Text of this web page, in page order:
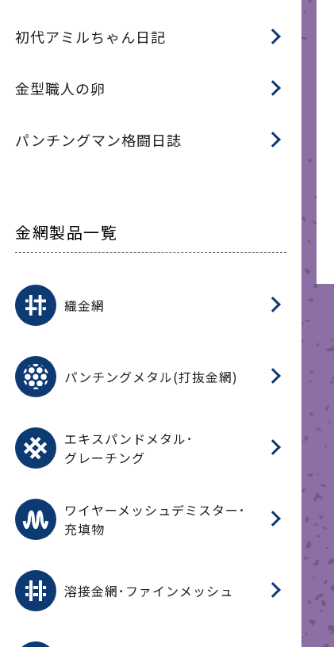
初代アミルちゃん日記
金型職人の卵
パンチングマン格闘日誌
金網製品一覧
織金網
パンチングメタル(打抜金網)
エキスパンドメタル･
グレーチング
ワイヤーメッシュデミスター･
充填物
溶接金網･ファインメッシュ